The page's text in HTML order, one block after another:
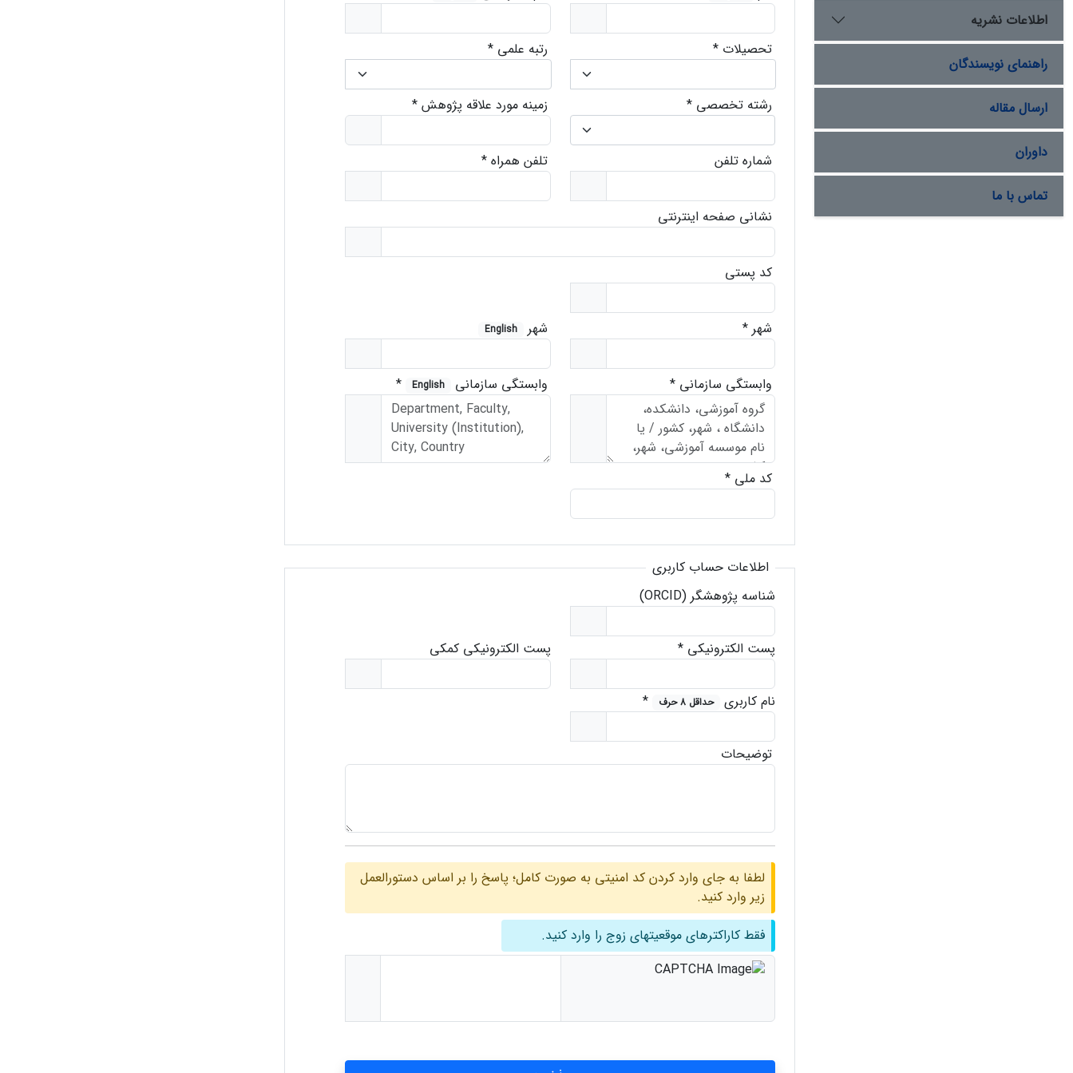
اطلاعات نشریه
راهنمای نویسندگان
ارسال مقاله
داوران
تماس با ما
تحصیلات * رتبه علمی*
رشته تخصصی * زمینه مورد علاقه پژوهش*
شماره تلفن تلفن همراه*
نشانی صفحه اینترنتی
کد پستی
شهر * شهر English
وابستگی سازمانی * وابستگی سازمانی English
*
کد ملی *
اطلاعات حساب کاربری
شناسه پژوهشگر (ORCID)
پست الکترونیکی * پست الکترونیکی کمکی
نام کاربری حداقل 8 حرف *
توضیحات
لطفا به جای وارد کردن کد امنیتی به صورت کامل؛ پاسخ را بر اساس دستورالعمل
زیر وارد کنید.
فقط کاراکترهای موقعیتهای زوج را وارد کنید.